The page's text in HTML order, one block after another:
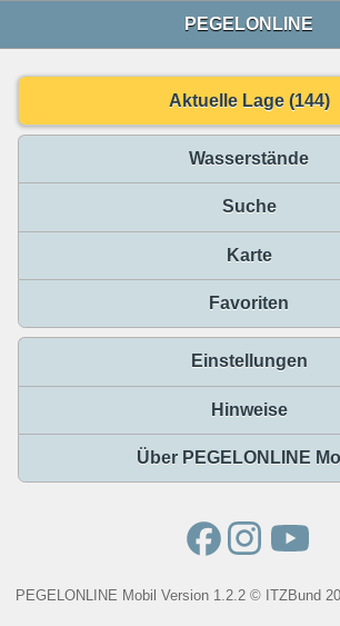
PEGELONLINE
Aktuelle Lage (144)
Wasserstände
Suche
Karte
Favoriten
Einstellungen
Hinweise
Über PEGELONLINE
PEGELONLINE Mobil Version 1.2.2 © ITZBund